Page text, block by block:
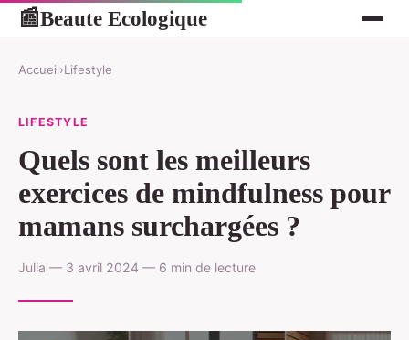
📰Beaute Ecologique
Accueil›Lifestyle
LIFESTYLE
Quels sont les meilleurs
exercices de mindfulness pour
mamans surchargées ?
Julia — 3 avril 2024 — 6 min de lecture